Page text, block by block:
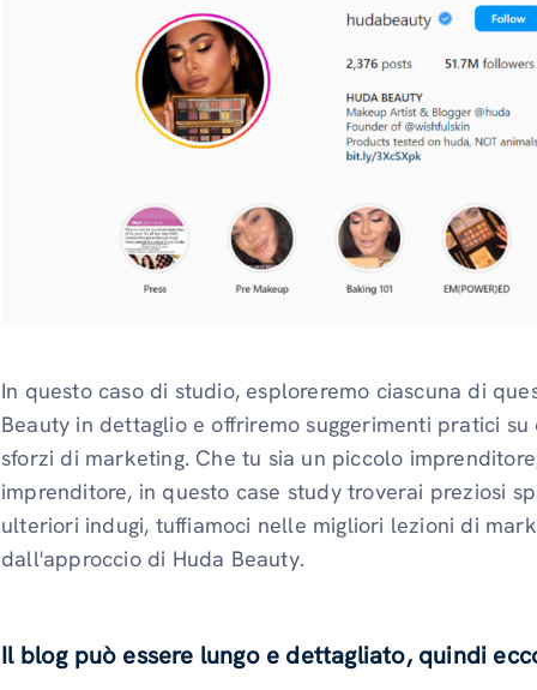
In questo caso di studio, esploreremo ciascuna di
Beauty in dettaglio e offriremo suggerimenti pratici
sforzi di marketing. Che tu sia un piccolo
imprenditore, in questo case study troverai preziosi
ulteriori indugi, tuffiamoci nelle migliori lezioni di
dall'approccio di Huda Beauty.
Il blog può essere lungo e dettagliato, quindi